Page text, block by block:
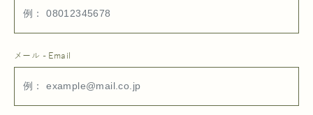
メール - Email